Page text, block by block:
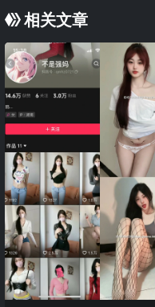
相关文章